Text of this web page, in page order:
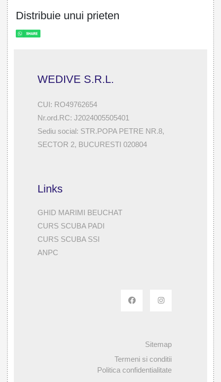
Distribuie unui prieten
WEDIVE S.R.L.
CUI: RO49762654
Nr.ord.RC: J2024005505401
Sediu social: STR.POPA PETRE NR.8,
SECTOR 2, BUCURESTI 020804
Links
GHID MARIMI BEUCHAT
CURS SCUBA PADI
CURS SCUBA SSI
ANPC
Sitemap
Termeni si conditii
Politica confidentialitate